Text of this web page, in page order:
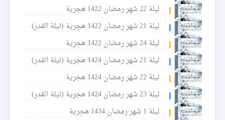
ليلة 22 شهر رمضان 1422 هجرية
ليلة 21 شهر رمضان 1422 هجرية (ليلة القدر)
ليلة 24 شهر رمضان 1422 هجرية
ليلة 21 شهر رمضان 1424 هجرية (ليلة القدر)
ليلة 22 شهر رمضان 1424 هجرية
ليلة 23 شهر رمضان 1424 هجرية (ليلة القدر)
ليلة 1 شهر رمضان 1434 هجرية